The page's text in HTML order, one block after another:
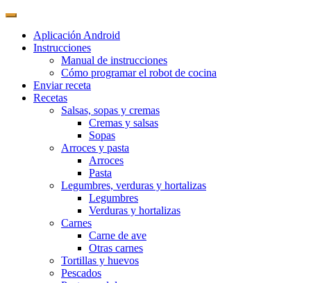
Aplicación Android
Instrucciones
Manual de instrucciones
Cómo programar el robot de cocina
Enviar receta
Recetas
Salsas, sopas y cremas
Cremas y salsas
Sopas
Arroces y pasta
Arroces
Pasta
Legumbres, verduras y hortalizas
Legumbres
Verduras y hortalizas
Carnes
Carne de ave
Otras carnes
Tortillas y huevos
Pescados